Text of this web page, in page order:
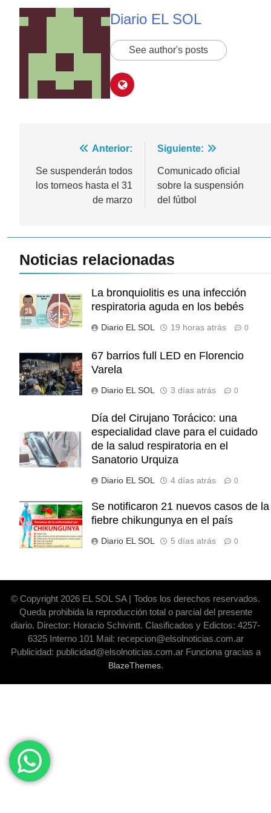
Diario EL SOL
See author's posts
Navegación
de
Anterior:
Se suspenderán todos
los torneos hasta el 31
de marzo
Siguiente:
Comunicado oficial
sobre la suspensión
del fútbol
Noticias relacionadas
La bronquiolitis es una infección
respiratoria aguda en los bebés
Diario EL SOL 19 horas atrás 0
67 barrios full LED en Florencio
Varela
Diario EL SOL 3 días atrás 0
Día del Cirujano Torácico: una
especialidad clave para el cuidado
de la salud respiratoria en el
Sanatorio Urquiza
Diario EL SOL 4 días atrás 0
Se notificaron 21 nuevos casos de la
fiebre chikungunya en el país
Diario EL SOL 5 días atrás 0
© Copyright 2026 EL SOL SA | Todos los derechos reservados.
Queda prohibida la reproducción total o parcial del presente
diario. Director: Horacio Schivintt. Clasificados y Edictos: 4257-
6325 Interno 101 Mail: recepcion@elsolnoticias.com.ar
Publicidad: publicidad@elsolnoticias.com.ar Funciona gracias a
BlazeThemes.